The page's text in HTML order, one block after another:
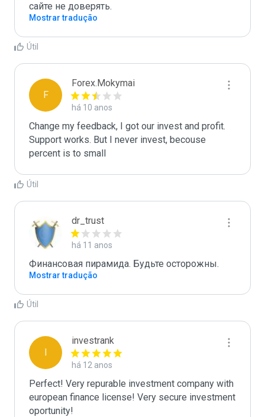
сайте не доверять.
Mostrar tradução
Útil
F
Forex.Mokymai
há 10 anos
Change my feedback, I got our invest and profit.
Support works. But I never invest, becouse
percent is to small
Útil
dr_trust
há 11 anos
Финансовая пирамида. Будьте осторожны.
Mostrar tradução
Útil
I
investrank
há 12 anos
Perfect! Very repurable investment company with
european finance license! Very secure investment
oportunity!